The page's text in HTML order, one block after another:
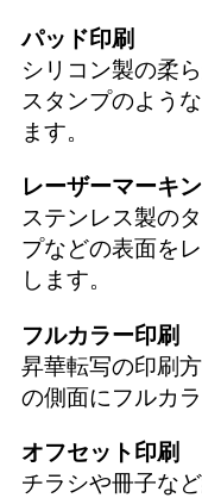
パッド印刷
シリコン製の柔
スタンプのよう
ます。
レーザーマーキ
ステンレス製の
プなどの表面を
します。
フルカラー印刷
昇華転写の印刷
の側面にフルカ
オフセット印刷
チラシや冊子な